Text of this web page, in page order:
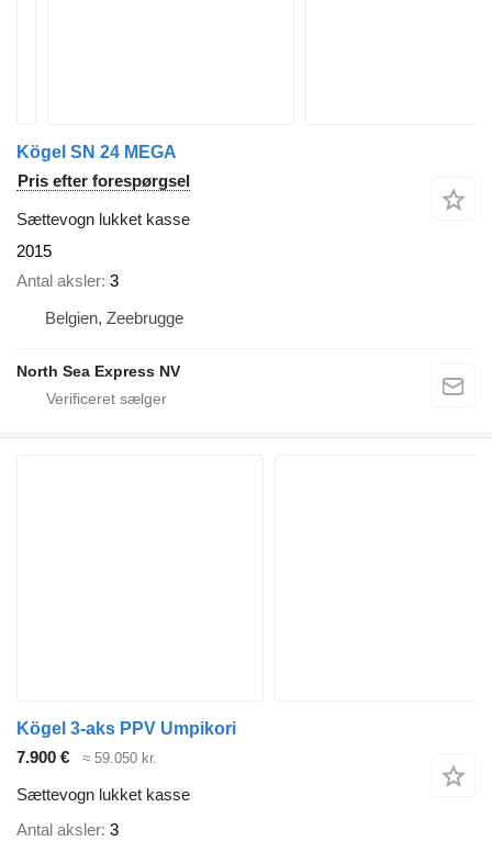
Kögel SN 24 MEGA
Pris efter forespørgsel
Sættevogn lukket kasse
2015
Antal aksler 3
Belgien, Zeebrugge
North Sea Express NV
Kögel 3-aks PPV Umpikori
7.900 €
≈ 59.050 kr.
Sættevogn lukket kasse
Antal aksler 3